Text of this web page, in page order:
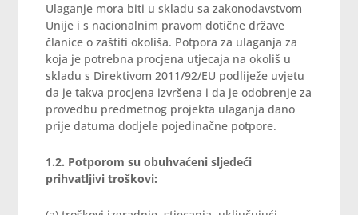
Ulaganje mora biti u skladu sa zakonodavstvom
Unije i s nacionalnim pravom dotične države
članice o zaštiti okoliša. Potpora za ulaganja za
koja je potrebna procjena utjecaja na okoliš u
skladu s Direktivom 2011/92/EU podliježe uvjetu
da je takva procjena izvršena i da je odobrenje za
provedbu predmetnog projekta ulaganja dano
prije datuma dodjele pojedinačne potpore.
1.2. Potporom su obuhvaćeni sljedeći
prihvatljivi troškovi: